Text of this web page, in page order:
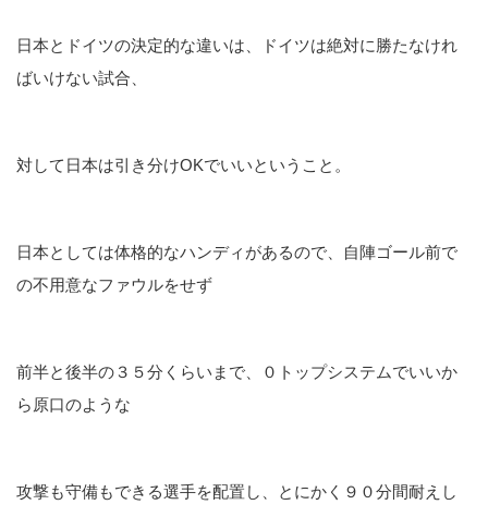
日本とドイツの決定的な違いは、ドイツは絶対に勝たなけれ
ばいけない試合、
対して日本は引き分けOKでいいということ。
日本としては体格的なハンディがあるので、自陣ゴール前で
の不用意なファウルをせず
前半と後半の３５分くらいまで、０トップシステムでいいか
ら原口のような
攻撃も守備もできる選手を配置し、とにかく９０分間耐えし